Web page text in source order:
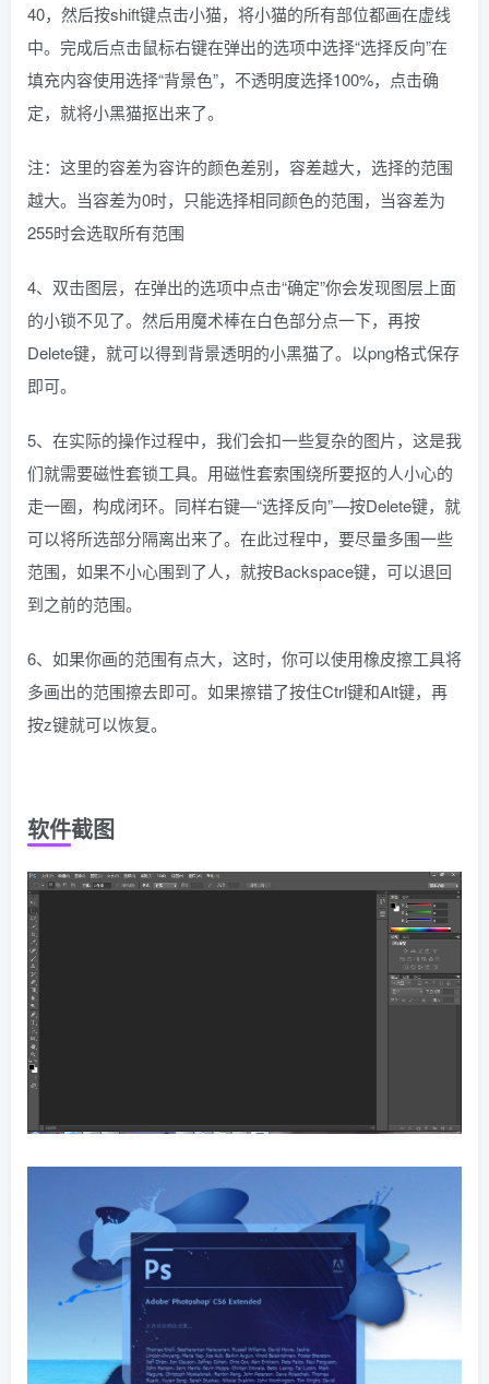
40，然后按shift键点击小猫，将小猫的所有部位都画在虚线
中。完成后点击鼠标右键在弹出的选项中选择“选择反向”在
填充内容使用选择“背景色”，不透明度选择100%，点击确
定，就将小黑猫抠出来了。
注：这里的容差为容许的颜色差别，容差越大，选择的范围
越大。当容差为0时，只能选择相同颜色的范围，当容差为
255时会选取所有范围
4、双击图层，在弹出的选项中点击“确定”你会发现图层上面
的小锁不见了。然后用魔术棒在白色部分点一下，再按
Delete键，就可以得到背景透明的小黑猫了。以png格式保存
即可。
5、在实际的操作过程中，我们会扣一些复杂的图片，这是我
们就需要磁性套锁工具。用磁性套索围绕所要抠的人小心的
走一圈，构成闭环。同样右键—“选择反向”—按Delete键，就
可以将所选部分隔离出来了。在此过程中，要尽量多围一些
范围，如果不小心围到了人，就按Backspace键，可以退回
到之前的范围。
6、如果你画的范围有点大，这时，你可以使用橡皮擦工具将
多画出的范围擦去即可。如果擦错了按住Ctrl键和Alt键，再
按z键就可以恢复。
软件截图